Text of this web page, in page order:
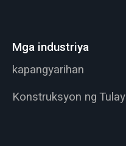
Mga industriya
kapangyarihan
Konstruksyon ng Tulay